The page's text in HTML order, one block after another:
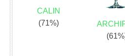
CALIN
(71%)